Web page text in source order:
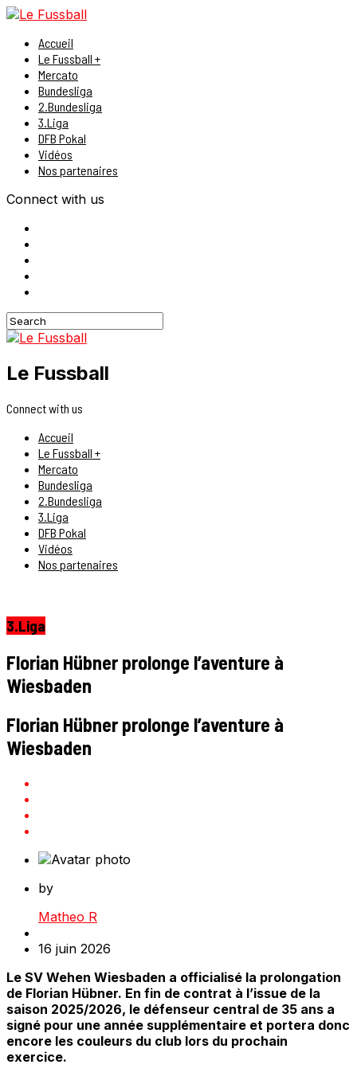
Accueil
Le Fussball +
Mercato
Bundesliga
2.Bundesliga
3.Liga
DFB Pokal
Vidéos
Nos partenaires
Connect with us
Le Fussball
Connect with us
Accueil
Le Fussball +
Mercato
Bundesliga
2.Bundesliga
3.Liga
DFB Pokal
Vidéos
Nos partenaires
3.Liga
Florian Hübner prolonge l’aventure à
Wiesbaden
Florian Hübner prolonge l’aventure à
Wiesbaden
by
Matheo R
16 juin 2026
Le SV Wehen Wiesbaden a officialisé la prolongation
de Florian Hübner. En fin de contrat à l’issue de la
saison 2025/2026, le défenseur central de 35 ans a
signé pour une année supplémentaire et portera donc
encore les couleurs du club lors du prochain
exercice.